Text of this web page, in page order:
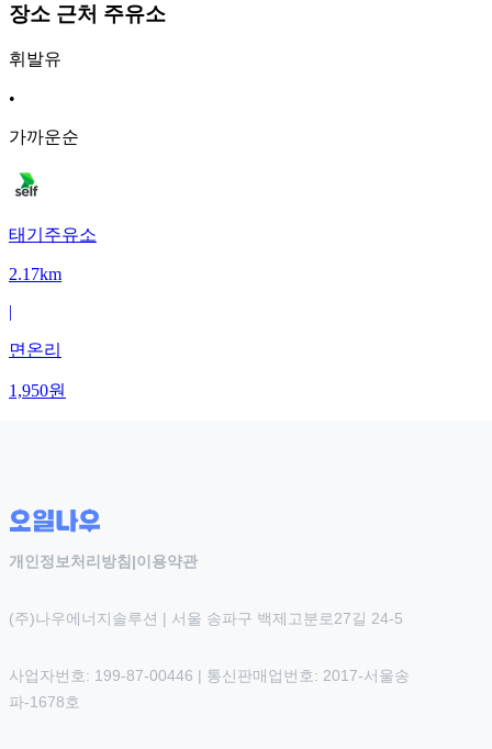
장소 근처 주유소
휘발유
•
가까운순
태기주유소
2.17km
|
면온리
1,950원
개인정보처리방침 |이용약관
(주)나우에너지솔루션 | 서울 송파구 백제고분로27길 24-5
사업자번호: 199-87-00446 | 통신판매업번호: 2017-서울송
파-1678호